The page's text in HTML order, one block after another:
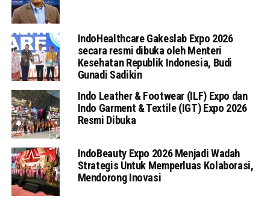
IndoHealthcare Gakeslab Expo 2026
secara resmi dibuka oleh Menteri
Kesehatan Republik Indonesia, Budi
Gunadi Sadikin
Indo Leather & Footwear (ILF) Expo dan
Indo Garment & Textile (IGT) Expo 2026
Resmi Dibuka
IndoBeauty Expo 2026 Menjadi Wadah
Strategis Untuk Memperluas Kolaborasi,
Mendorong Inovasi